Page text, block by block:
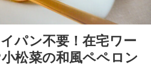
パン不要！在宅ワー
松菜の和風ペペロン